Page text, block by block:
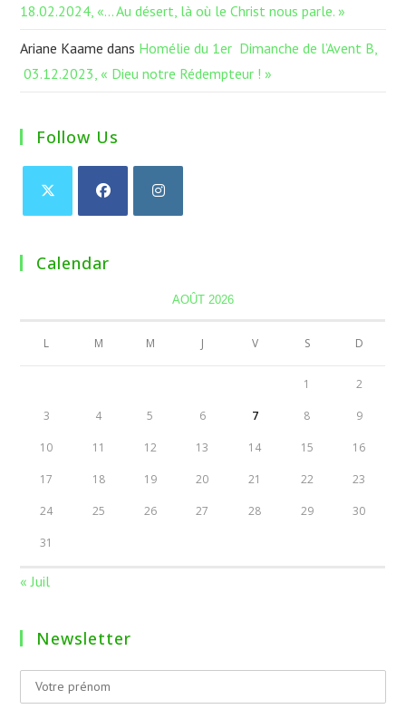
18.02.2024, «… Au désert, là où le Christ nous parle. »
Ariane Kaame dans Homélie du 1er Dimanche de l’Avent B,
03.12.2023, « Dieu notre Rédempteur ! »
Follow Us
Calendar
AOÛT 2026
L M M J V S D
1 2
3 4 5 6 7 8 9
10 11 12 13 14 15 16
17 18 19 20 21 22 23
24 25 26 27 28 29 30
31
« Juil
Newsletter